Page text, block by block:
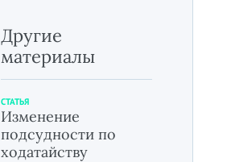
Другие
материалы
СТАТЬЯ
Изменение
подсудности по
ходатайству